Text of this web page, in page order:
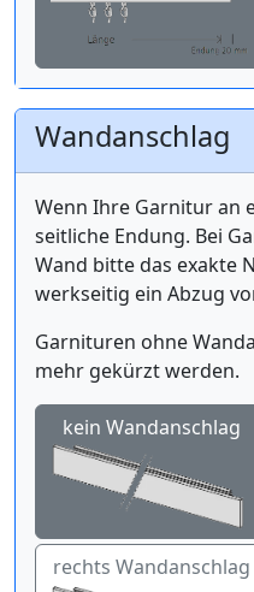
Wandanschlag
Wenn Ihre Garnitur an
seitliche Endung. Bei
Wand bitte das exakte
werkseitig ein Abzug
Garnituren ohne
mehr gekürzt werden.
kein Wandanschlag
rechts Wandanschlag